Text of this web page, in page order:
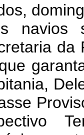
navios
da